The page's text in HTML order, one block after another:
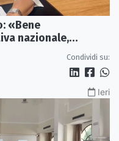
«Bene
nazionale,
Condividi su:
Ieri